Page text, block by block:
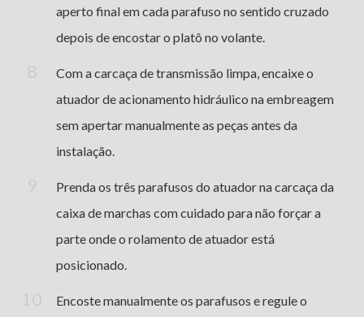
aperto final em cada parafuso no sentido cruzado
depois de encostar o platô no volante.
Com a carcaça de transmissão limpa, encaixe o
atuador de acionamento hidráulico na embreagem
sem apertar manualmente as peças antes da
instalação.
Prenda os três parafusos do atuador na carcaça da
caixa de marchas com cuidado para não forçar a
parte onde o rolamento de atuador está
posicionado.
Encoste manualmente os parafusos e regule o